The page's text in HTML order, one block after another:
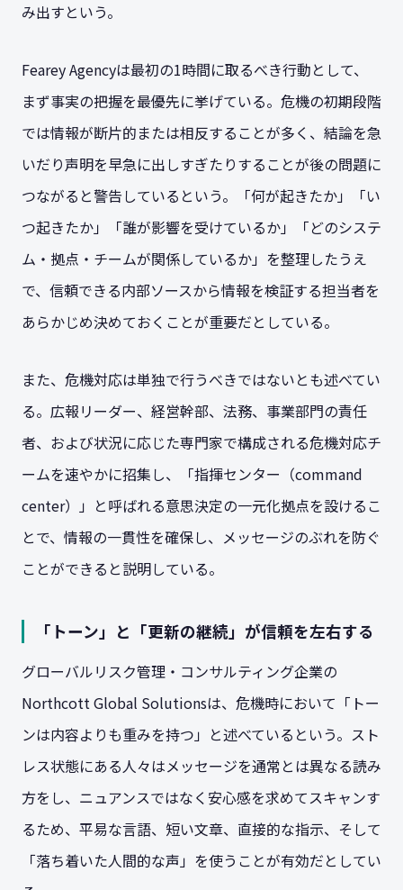
み出すという。
Fearey Agencyは最初の1時間に取るべき行動として、
まず事実の把握を最優先に挙げている。危機の初期段階
では情報が断片的または相反することが多く、結論を急
いだり声明を早急に出しすぎたりすることが後の問題に
つながると警告しているという。「何が起きたか」「い
つ起きたか」「誰が影響を受けているか」「どのシステ
ム・拠点・チームが関係しているか」を整理したうえ
で、信頼できる内部ソースから情報を検証する担当者を
あらかじめ決めておくことが重要だとしている。
また、危機対応は単独で行うべきではないとも述べてい
る。広報リーダー、経営幹部、法務、事業部門の責任
者、および状況に応じた専門家で構成される危機対応チ
ームを速やかに招集し、「指揮センター（command
center）」と呼ばれる意思決定の一元化拠点を設けるこ
とで、情報の一貫性を確保し、メッセージのぶれを防ぐ
ことができると説明している。
「トーン」と「更新の継続」が信頼を左右する
グローバルリスク管理・コンサルティング企業の
Northcott Global Solutionsは、危機時において「トー
ンは内容よりも重みを持つ」と述べているという。スト
レス状態にある人々はメッセージを通常とは異なる読み
方をし、ニュアンスではなく安心感を求めてスキャンす
るため、平易な言語、短い文章、直接的な指示、そして
「落ち着いた人間的な声」を使うことが有効だとしてい